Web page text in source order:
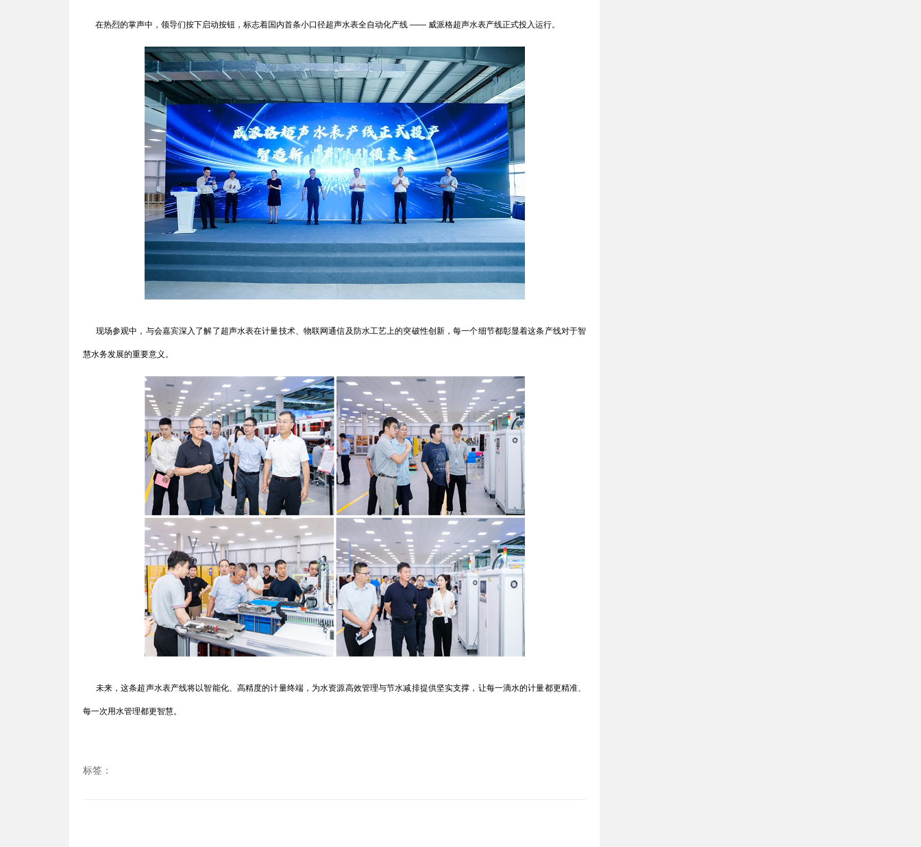
在热烈的掌声中，领导们按下启动按钮，标志着国内首条小口径超声水表全自动化产线 —— 威派格超声水表产线正式投入运行。
现场参观中，与会嘉宾深入了解了超声水表在计量技术、物联网通信及防水工艺上的突破性创新，每一个细节都彰显着这条产线对于智
慧水务发展的重要意义。
未来，这条超声水表产线将以智能化、高精度的计量终端，为水资源高效管理与节水减排提供坚实支撑，让每一滴水的计量都更精准、
每一次用水管理都更智慧。
标签：